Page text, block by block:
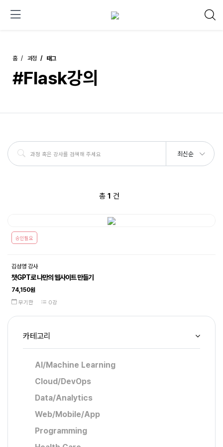
홈 과정 태그
#Flask강의
최신순
총 1 건
승인필요
김성영 강사
챗GPT로 나만의 웹사이트 만들기
74,150원
무기한 0강
카테고리
AI/Machine Learning
Cloud/DevOps
Data/Analytics
Web/Mobile/App
Programming